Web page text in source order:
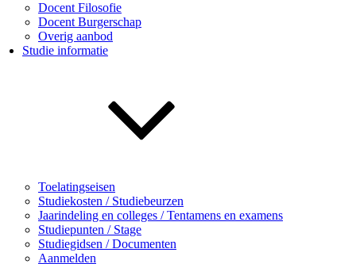
Docent Filosofie
Docent Burgerschap
Overig aanbod
Studie informatie
Toelatingseisen
Studiekosten / Studiebeurzen
Jaarindeling en colleges / Tentamens en examens
Studiepunten / Stage
Studiegidsen / Documenten
Aanmelden